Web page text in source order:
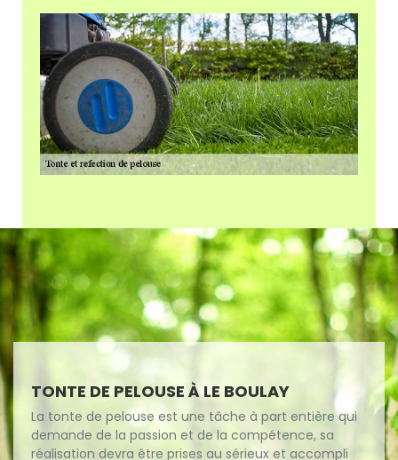
TONTE DE PELOUSE À LE BOULAY
La tonte de pelouse est une tâche à part entière qui
demande de la passion et de la compétence, sa
réalisation devra être prises au sérieux et accompli